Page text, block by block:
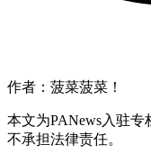
作者：菠菜菠菜！
本文为PANews入驻专
不承担法律责任。